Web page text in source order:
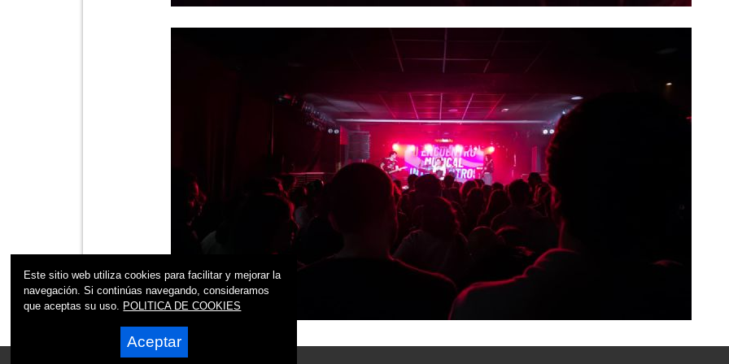
Este sitio web utiliza cookies para facilitar y mejorar la
navegación. Si continúas navegando, consideramos
que aceptas su uso. POLITICA DE COOKIES
Aceptar